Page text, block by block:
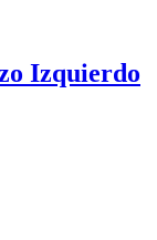
Izquierdo